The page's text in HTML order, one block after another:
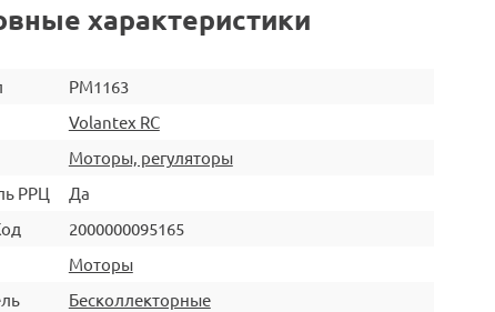
характеристики
PM1163
Volantex RC
Моторы, регуляторы
РРЦ
Да
2000000095165
Моторы
Бесколлекторные